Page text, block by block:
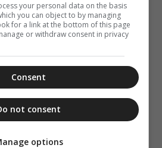
your personal data on the basis
you can object to by managing
for a link at the bottom of this page
or withdraw consent in privacy
Consent
not consent
options